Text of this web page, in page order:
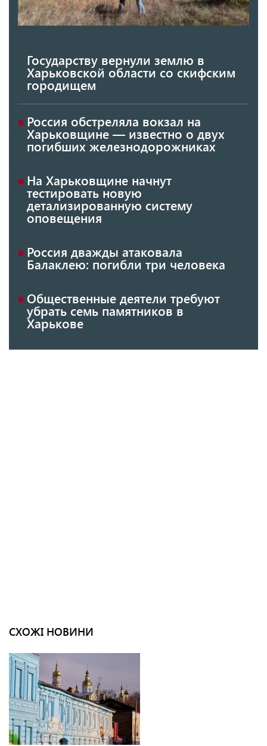
Государству вернули землю в
Харьковской области со скифским
городищем
Россия обстреляла вокзал на
Харьковщине — известно о двух
погибших железнодорожниках
На Харьковщине начнут
тестировать новую
детализированную систему
оповещения
Россия дважды атаковала
Балаклею: погибли три человека
Общественные деятели требуют
убрать семь памятников в
Харькове
СХОЖІ НОВИНИ